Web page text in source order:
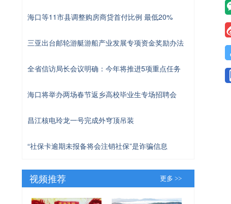
海口等11市县调整购房商贷首付比例 最低20%
三亚出台邮轮游艇游船产业发展专项资金奖励办法
全省信访局长会议明确：今年将推进5项重点任务
海口将举办两场春节返乡高校毕业生专场招聘会
昌江核电玲龙一号完成外穹顶吊装
“社保卡逾期未报备将会注销社保”是诈骗信息
视频推荐 更多 >>